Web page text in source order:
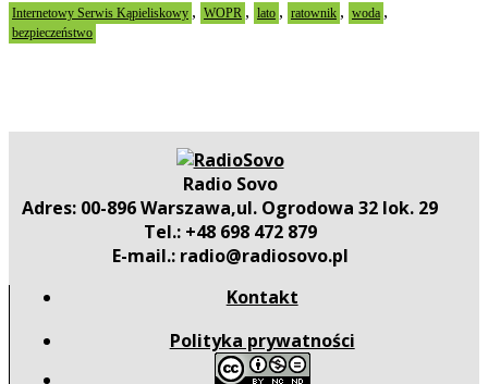
Internetowy Serwis Kąpieliskowy , WOPR , lato , ratownik , woda ,
bezpieczeństwo
Radio Sovo
Adres: 00-896 Warszawa,ul. Ogrodowa 32 lok. 29
Tel.: +48 698 472 879
E-mail.: radio@radiosovo.pl
Kontakt
Polityka prywatności